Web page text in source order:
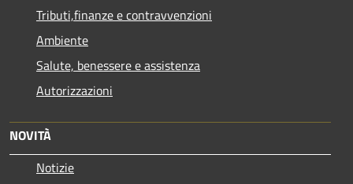
Tributi,finanze e contravvenzioni
Ambiente
Salute, benessere e assistenza
Autorizzazioni
NOVITÀ
Notizie